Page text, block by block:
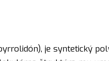
je syntetický